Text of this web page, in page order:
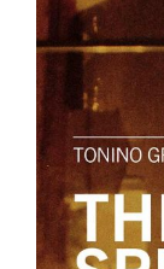
Image